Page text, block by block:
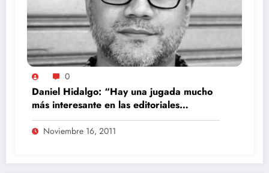
0
Daniel Hidalgo: “Hay una jugada mucho
más interesante en las editoriales
independientes”
Noviembre 16, 2011